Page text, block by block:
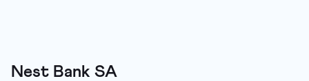
Nest Bank SA